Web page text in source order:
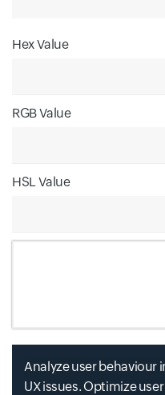
Hex Value
RGB Value
HSL Value
Analyze user behaviour
UX issues. Optimize